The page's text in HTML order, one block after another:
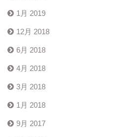
1月 2019
12月 2018
6月 2018
4月 2018
3月 2018
1月 2018
9月 2017